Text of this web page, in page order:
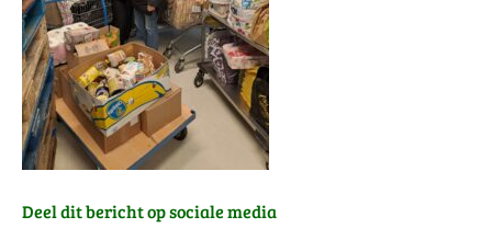
Deel dit bericht op sociale media